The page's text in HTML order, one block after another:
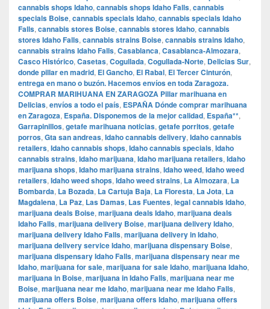
cannabis shops Idaho, cannabis shops Idaho Falls, cannabis
specials Boise, cannabis specials Idaho, cannabis specials Idaho
Falls, cannabis stores Boise, cannabis stores Idaho, cannabis
stores Idaho Falls, cannabis strains Boise, cannabis strains Idaho,
cannabis strains Idaho Falls, Casablanca, Casablanca-Almozara,
Casco Histórico, Casetas, Cogullada, Cogullada-Norte, Delicias Sur,
donde pillar en madrid, El Gancho, El Rabal, El Tercer Cinturón,
entrega en mano o buzón. Hacemos envíos en toda Zaragoza.
COMPRAR MARIHUANA EN ZARAGOZA Pillar marihuana en
Delicias, envíos a todo el país, ESPAÑA Dónde comprar marihuana
en Zaragoza, España. Disponemos de la mejor calidad, España**,
Garrapinillos, getafe marihuana noticias, getafe porritos, getafe
porros, Gta san andreas, Idaho cannabis delivery, Idaho cannabis
retailers, Idaho cannabis shops, Idaho cannabis specials, Idaho
cannabis strains, Idaho marijuana, Idaho marijuana retailers, Idaho
marijuana shops, Idaho marijuana strains, Idaho weed, Idaho weed
retailers, Idaho weed shops, Idaho weed strains, La Almozara, La
Bombarda, La Bozada, La Cartuja Baja, La Floresta, La Jota, La
Magdalena, La Paz, Las Damas, Las Fuentes, legal cannabis Idaho,
marijuana deals Boise, marijuana deals Idaho, marijuana deals
Idaho Falls, marijuana delivery Boise, marijuana delivery Idaho,
marijuana delivery Idaho Falls, marijuana delivery in Idaho,
marijuana delivery service Idaho, marijuana dispensary Boise,
marijuana dispensary Idaho Falls, marijuana dispensary near me
Idaho, marijuana for sale, marijuana for sale Idaho, marijuana Idaho,
marijuana in Boise, marijuana in Idaho Falls, marijuana near me
Boise, marijuana near me Idaho, marijuana near me Idaho Falls,
marijuana offers Boise, marijuana offers Idaho, marijuana offers